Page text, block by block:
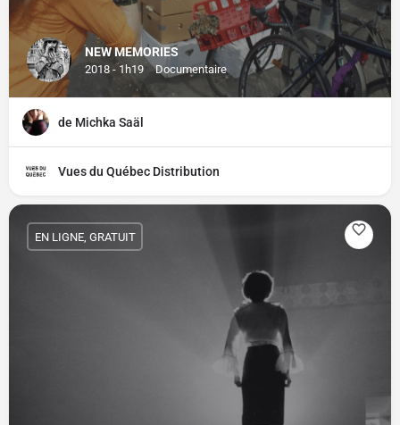
NEW MEMORIES
2018 - 1h19 Documentaire
de Michka Saäl
Vues du Québec Distribution
EN LIGNE, GRATUIT